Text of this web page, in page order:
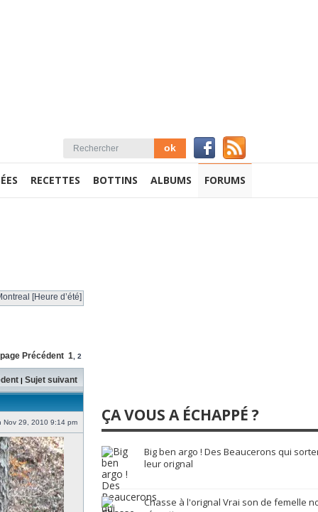
RECETTES BOTTINS ALBUMS FORUMS
[Heure d’été]
Précédent 1 2
| Sujet suivant
Nov 29, 2010 9:14 pm ÇA VOUS A ÉCHAPPÉ ?
Big ben argo ! Des Beaucerons qui
leur orignal
Chasse à l'orignal Vrai son de femelle